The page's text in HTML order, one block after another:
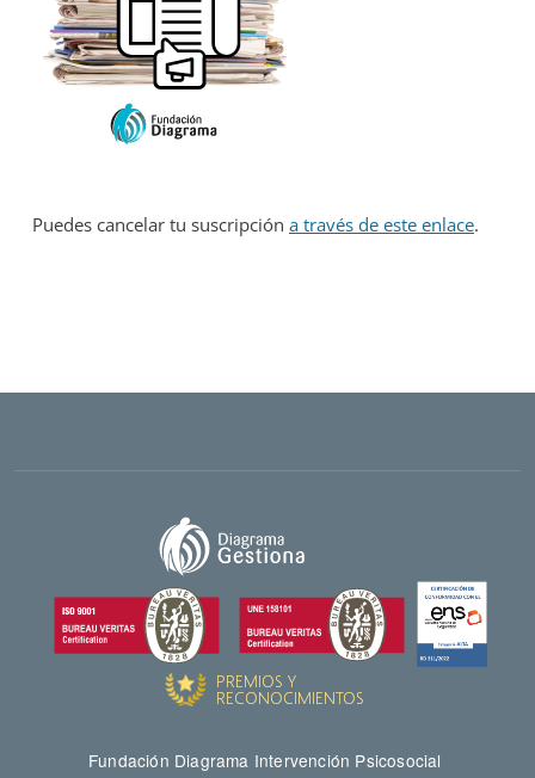
Puedes cancelar tu suscripción a través de este enlace.
Fundación Diagrama Intervención Psicosocial